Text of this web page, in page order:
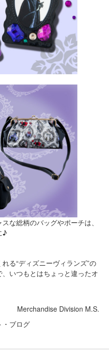
な総柄のバッグやポーチは、
♪
る“ディズニーヴィランズ”の
いつもとはちょっと違ったオ
Merchandise Division M.S.
・ブログ